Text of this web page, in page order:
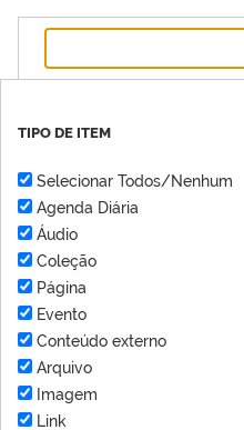
TIPO DE ITEM
Selecionar Todos/Nenhum
Agenda Diária
Áudio
Coleção
Página
Evento
Conteúdo externo
Arquivo
Imagem
Link